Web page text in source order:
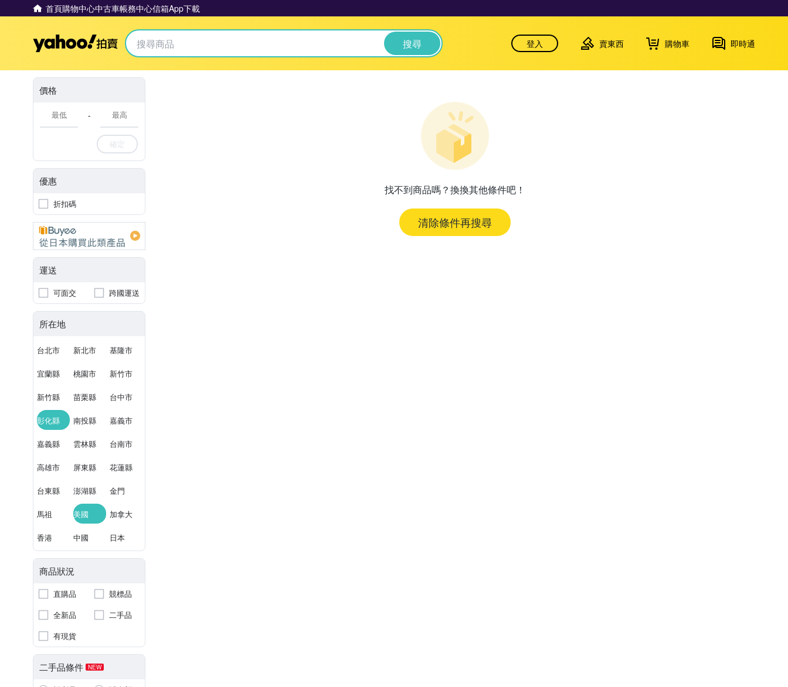
首頁購物中心中古車帳務中心信箱App下載
Yahoo拍賣 搜尋 登入 賣東西 購物車 即時通
價格
-
確定
優惠
折扣碼
運送
可面交 跨國運送
所在地
台北市 新北市 基隆市
宜蘭縣 桃園市 新竹市
新竹縣 苗栗縣 台中市
彰化縣 南投縣 嘉義市
嘉義縣 雲林縣 台南市
高雄市 屏東縣 花蓮縣
台東縣 澎湖縣 金門
馬祖 美國 加拿大
香港 中國 日本
商品狀況
直購品
競標品
全新品
二手品
有現貨
二手品條件 NEW
找不到商品嗎？換換其他條件吧！
清除條件再搜尋